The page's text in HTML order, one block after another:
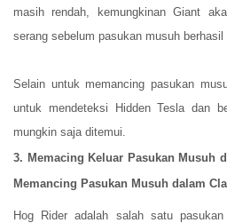
masih rendah, kemungkinan Giant
serang sebelum pasukan musuh berhasil
Selain untuk memancing pasukan
untuk mendeteksi Hidden Tesla dan
mungkin saja ditemui.
3. Memacing Keluar Pasukan Musuh
Memancing Pasukan Musuh dalam
Hog Rider adalah salah satu